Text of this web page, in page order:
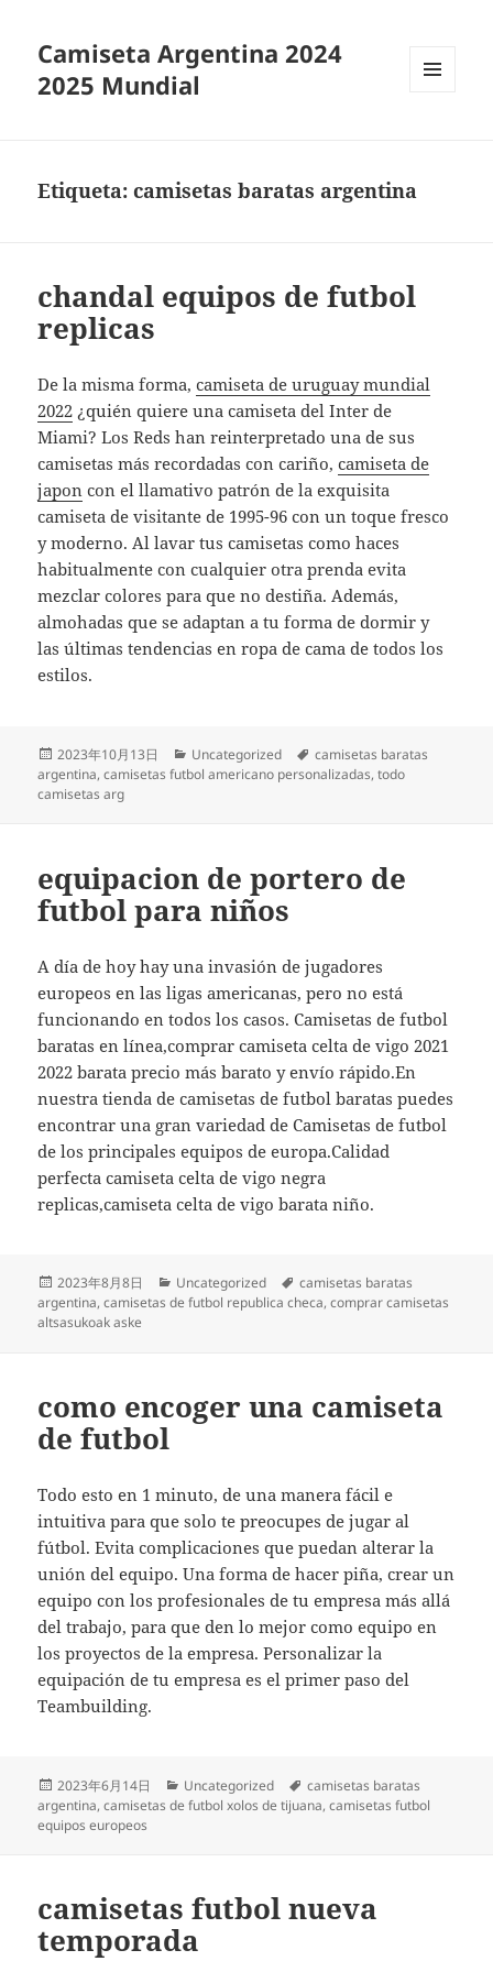
Camiseta Argentina 2024
2025 Mundial
Etiqueta:camisetas baratas argentina
chandal equipos de futbol
replicas
De la misma forma,camiseta de uruguay mundial
2022 ¿quién quiere una camiseta del Inter de
Miami? Los Reds han reinterpretado una de sus
camisetas más recordadas con cariño,camiseta de
japon con el llamativo patrón de la exquisita
camiseta de visitante de 1995-96 con un toque fresco
y moderno. Al lavar tus camisetas como haces
habitualmente con cualquier otra prenda evita
mezclar colores para que no destiña. Además,
almohadas que se adaptan a tu forma de dormir y
las últimas tendencias en ropa de cama de todos los
estilos.
Publicado
el
2023年10月13日 Categorías
Uncategorized Etiquetas
camisetas baratas
argentina,camisetas futbol americano personalizadas,todo
camisetas arg
equipacion de portero de
futbol para niños
A día de hoy hay una invasión de jugadores
europeos en las ligas americanas, pero no está
funcionando en todos los casos. Camisetas de futbol
baratas en línea,comprar camiseta celta de vigo 2021
2022 barata precio más barato y envío rápido.En
nuestra tienda de camisetas de futbol baratas puedes
encontrar una gran variedad de Camisetas de futbol
de los principales equipos de europa.Calidad
perfecta camiseta celta de vigo negra
replicas,camiseta celta de vigo barata niño.
Publicado
el
2023年8月8日 Categorías
Uncategorized Etiquetas
camisetas baratas
argentina,camisetas de futbol republica checa,comprar camisetas
altsasukoak aske
como encoger una camiseta
de futbol
Todo esto en 1 minuto, de una manera fácil e
intuitiva para que solo te preocupes de jugar al
fútbol. Evita complicaciones que puedan alterar la
unión del equipo. Una forma de hacer piña, crear un
equipo con los profesionales de tu empresa más allá
del trabajo, para que den lo mejor como equipo en
los proyectos de la empresa. Personalizar la
equipación de tu empresa es el primer paso del
Teambuilding.
Publicado
el
2023年6月14日 Categorías
Uncategorized Etiquetas
camisetas baratas
argentina,camisetas de futbol xolos de tijuana,camisetas futbol
equipos europeos
camisetas futbol nueva
temporada